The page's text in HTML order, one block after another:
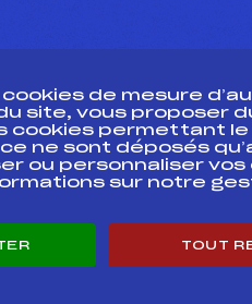
Pass’Neige
Projet sportif fédéral
de mesure
site, vous proposer
cookies permettant
ne sont déposés
ou personnaliser vos
sur notre
TOUT